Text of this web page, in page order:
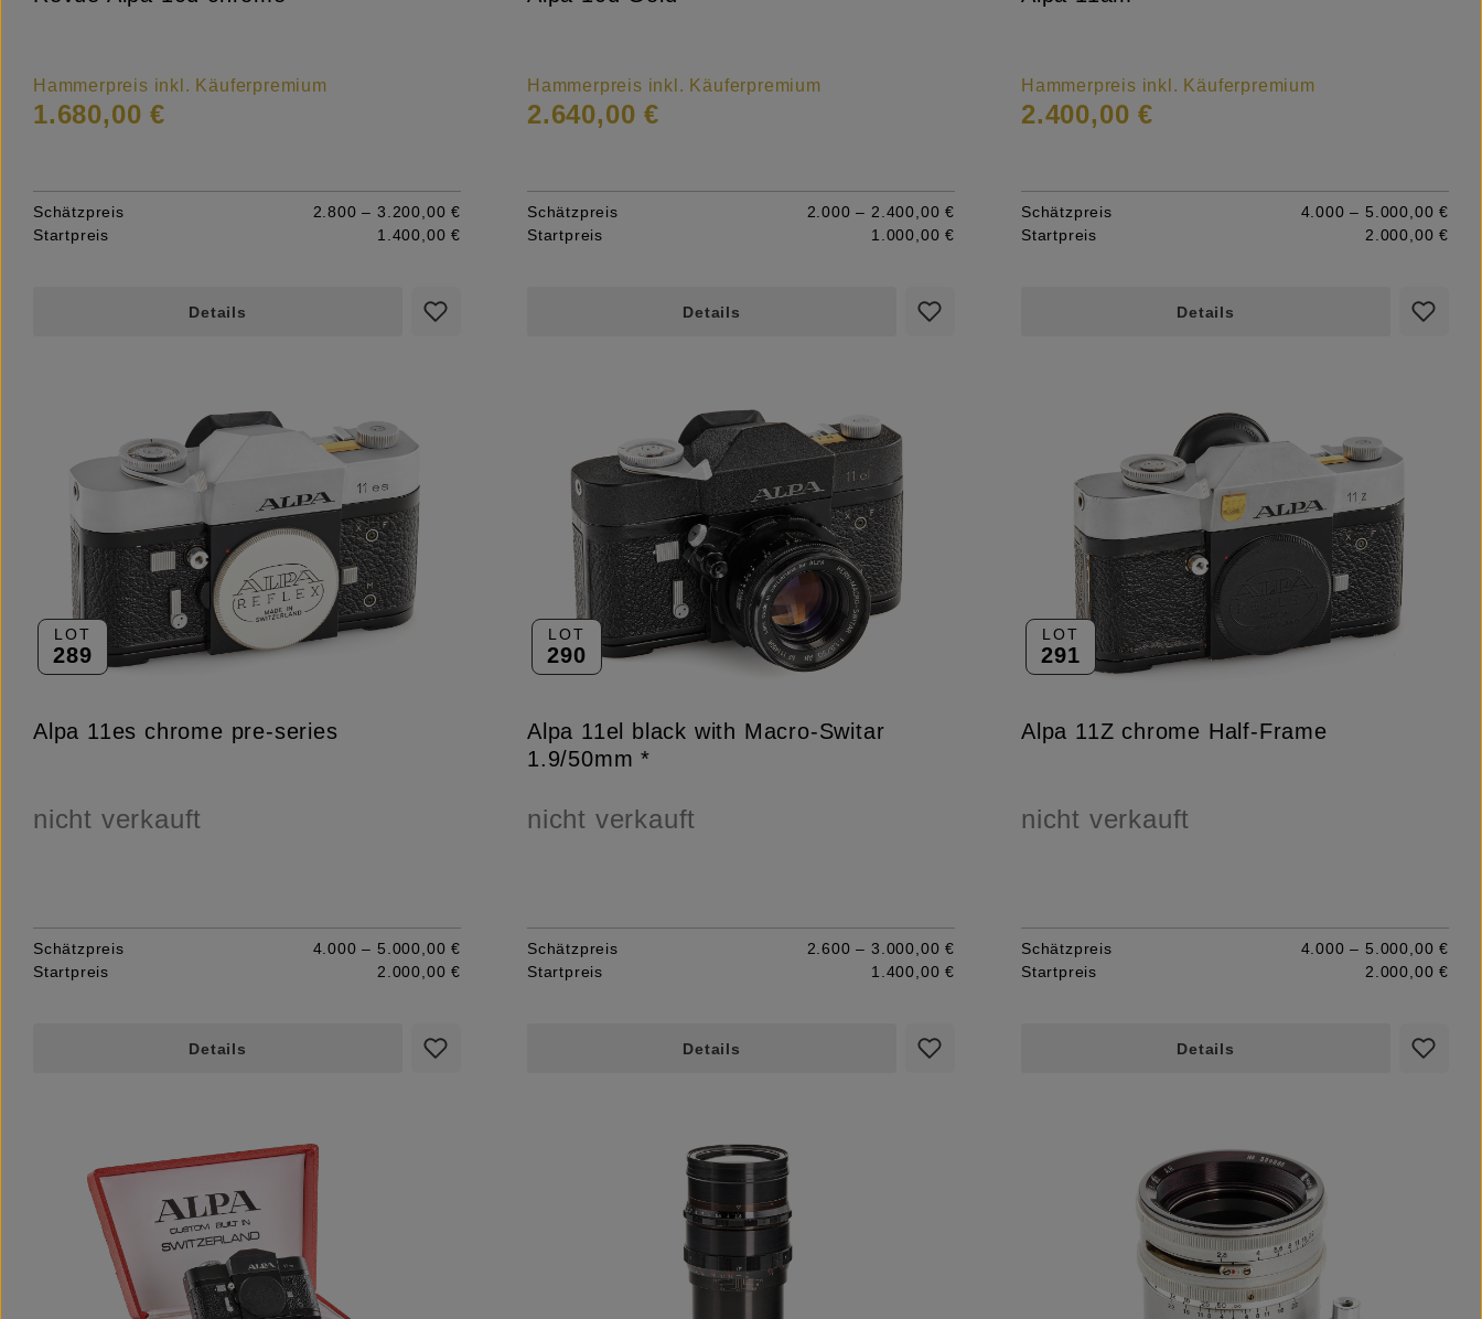
Hammerpreis inkl. Käuferpremium
1.680,00 €
Schätzpreis
2.800 – 3.200,00 €
Startpreis
1.400,00 €
Details
Hammerpreis inkl. Käuferpremium
2.640,00 €
Schätzpreis
2.000 – 2.400,00 €
Startpreis
1.000,00 €
Details
Hammerpreis inkl. Käuferpremium
2.400,00 €
Schätzpreis
4.000 – 5.000,00 €
Startpreis
2.000,00 €
Details
LOT
289
Alpa 11es chrome pre-series
nicht verkauft
Schätzpreis
4.000 – 5.000,00 €
Startpreis
2.000,00 €
Details
LOT
290
Alpa 11el black with Macro-Switar
1.9/50mm *
nicht verkauft
Schätzpreis
2.600 – 3.000,00 €
Startpreis
1.400,00 €
Details
LOT
291
Alpa 11Z chrome Half-Frame
nicht verkauft
Schätzpreis
4.000 – 5.000,00 €
Startpreis
2.000,00 €
Details